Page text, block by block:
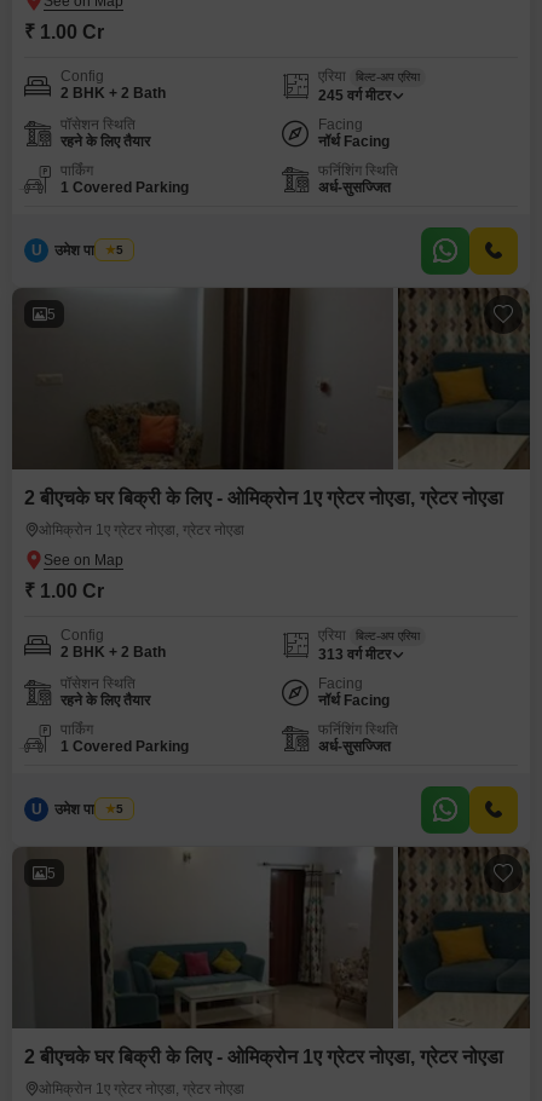
₹ 1.00 Cr
Config
2 BHK + 2 Bath
एरिया बिल्ट-अप एरिया
245 वर्ग मीटर
पॉसेशन स्थिति
रहने के लिए तैयार
Facing
नॉर्थ Facing
पार्किंग
1 Covered Parking
फर्निशिंग स्थिति
अर्ध-सुसज्जित
U उमेश पाल यादव
5
5
2 बीएचके घर बिक्री के लिए - ओमिक्रोन 1ए ग्रेटर नोएडा, ग्रेटर नोएडा
ओमिक्रोन 1ए ग्रेटर नोएडा, ग्रेटर नोएडा
₹ 1.00 Cr
Config
2 BHK + 2 Bath
एरिया बिल्ट-अप एरिया
313 वर्ग मीटर
पॉसेशन स्थिति
रहने के लिए तैयार
Facing
नॉर्थ Facing
पार्किंग
1 Covered Parking
फर्निशिंग स्थिति
अर्ध-सुसज्जित
U उमेश पाल यादव
5
5
2 बीएचके घर बिक्री के लिए - ओमिक्रोन 1ए ग्रेटर नोएडा, ग्रेटर नोएडा
ओमिक्रोन 1ए ग्रेटर नोएडा, ग्रेटर नोएडा